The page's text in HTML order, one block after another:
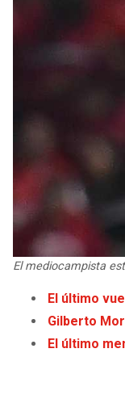
El mediocampista
El último
Gilberto
El último